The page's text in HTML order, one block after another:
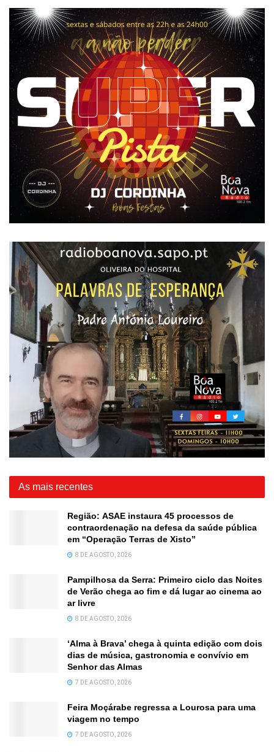
As mais recentes
Região: ASAE instaura 45 processos de
contraordenação na defesa da saúde pública
em “Operação Terras de Xisto”
8 DE AGOSTO, 2026
Pampilhosa da Serra: Primeiro ciclo das Noites
de Verão chega ao fim e dá lugar ao cinema ao
ar livre
8 DE AGOSTO, 2026
‘Alma à Brava’ chega à quinta edição com dois
dias de música, gastronomia e convívio em
Senhor das Almas
7 DE AGOSTO, 2026
Feira Moçárabe regressa a Lourosa para uma
viagem no tempo
7 DE AGOSTO, 2026